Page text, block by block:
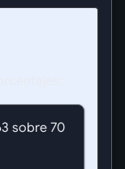
sobre 70